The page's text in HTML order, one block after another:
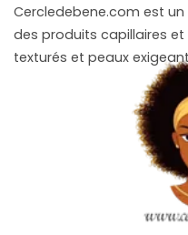
Cercledebene.com est
des produits capillaires
texturés et peaux